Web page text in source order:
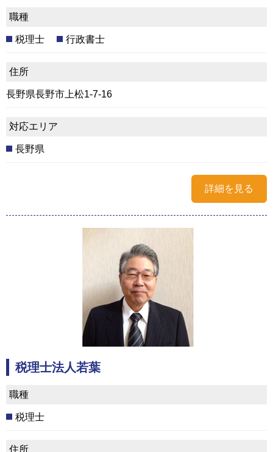
職種
税理士 行政書士
住所
長野県長野市上松1-7-16
対応エリア
長野県
詳細を見る
税理士法人若葉
職種
税理士
住所